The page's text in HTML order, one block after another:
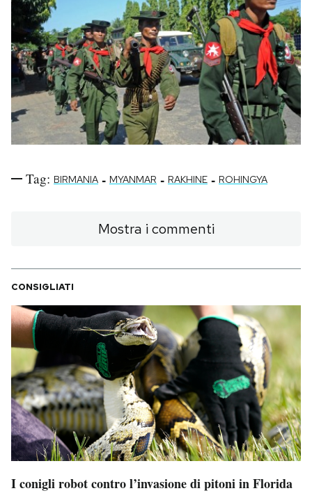
Tag: BIRMANIA - MYANMAR - RAKHINE - ROHINGYA
Mostra i commenti
CONSIGLIATI
I conigli robot contro l’invasione di pitoni in Florida